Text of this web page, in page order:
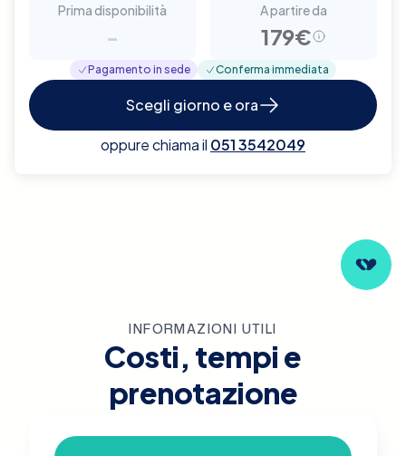
Prima disponibilità
-
A partire da
179€
Pagamento in sede Conferma immediata
Scegli giorno e ora
oppure chiama il 051 3542049
INFORMAZIONI UTILI
Costi, tempi e
prenotazione